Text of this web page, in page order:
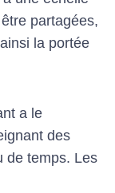
partagées,
la portée
a le
des
de temps. Les